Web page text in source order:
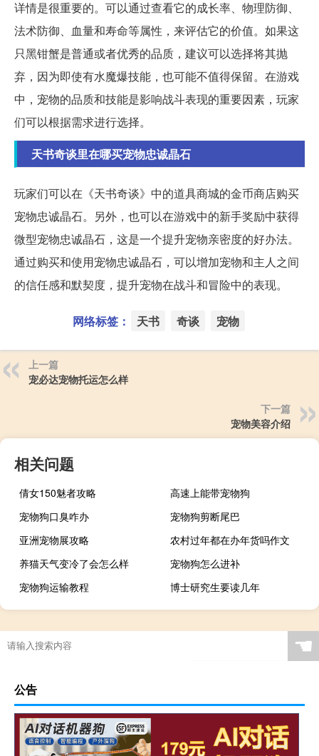
详情是很重要的。可以通过查看它的成长率、物理防御、
法术防御、血量和寿命等属性，来评估它的价值。如果这
只黑钳蟹是普通或者优秀的品质，建议可以选择将其抛
弃，因为即使有水魔爆技能，也可能不值得保留。在游戏
中，宠物的品质和技能是影响战斗表现的重要因素，玩家
们可以根据需求进行选择。
天书奇谈里在哪买宠物忠诚晶石
玩家们可以在《天书奇谈》中的道具商城的金币商店购买
宠物忠诚晶石。另外，也可以在游戏中的新手奖励中获得
微型宠物忠诚晶石，这是一个提升宠物亲密度的好办法。
通过购买和使用宠物忠诚晶石，可以增加宠物和主人之间
的信任感和默契度，提升宠物在战斗和冒险中的表现。
网络标签： 天书 奇谈 宠物
上一篇
宠必达宠物托运怎么样
下一篇
宠物美容介绍
相关问题
倩女150魅者攻略
高速上能带宠物狗
宠物狗口臭咋办
宠物狗剪断尾巴
亚洲宠物展攻略
农村过年都在办年货吗作文
养猫天气变冷了会怎么样
宠物狗怎么进补
宠物狗运输教程
博士研究生要读几年
☚
公告